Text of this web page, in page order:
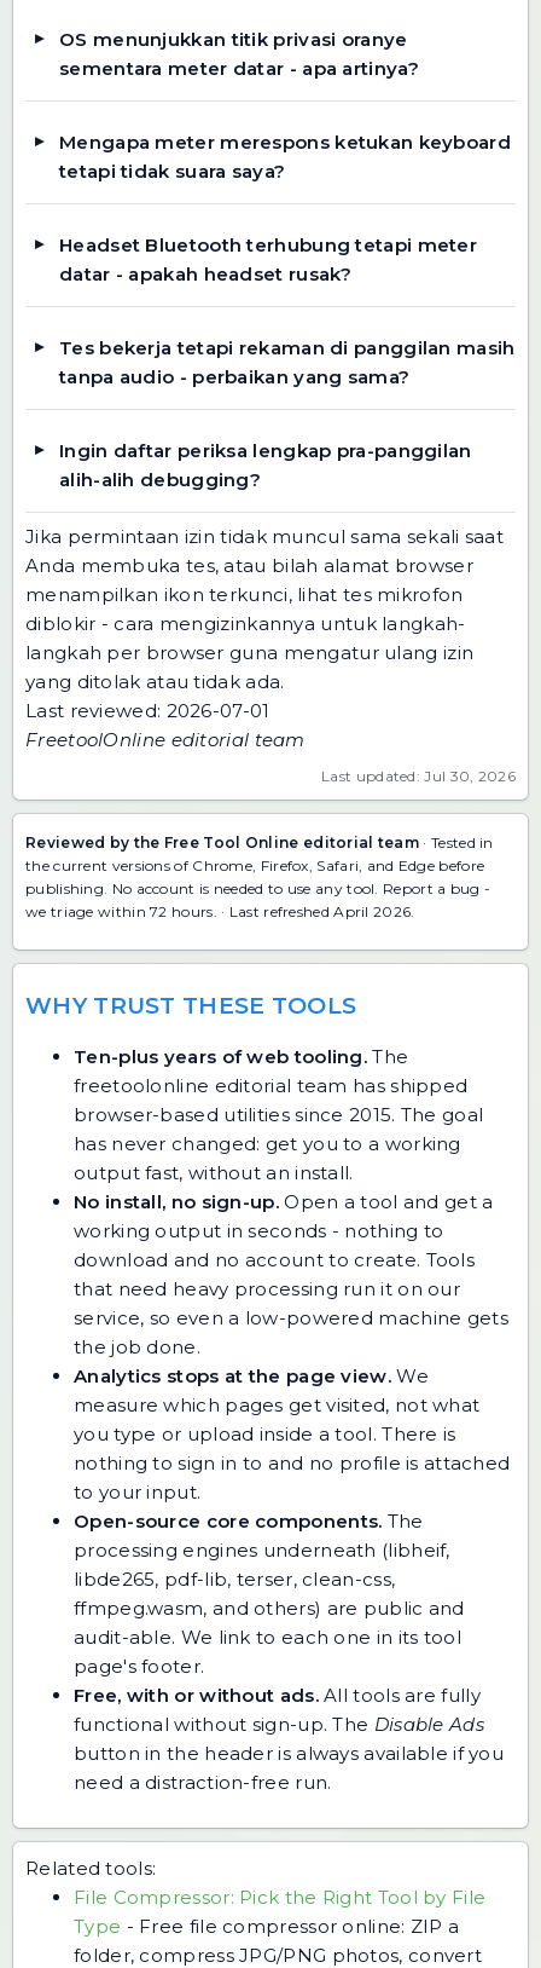
OS menunjukkan titik privasi oranye
sementara meter datar - apa artinya?
Mengapa meter merespons ketukan keyboard
tetapi tidak suara saya?
Headset Bluetooth terhubung tetapi meter
datar - apakah headset rusak?
Tes bekerja tetapi rekaman di panggilan masih
tanpa audio - perbaikan yang sama?
Ingin daftar periksa lengkap pra-panggilan
alih-alih debugging?
Jika permintaan izin tidak muncul sama sekali saat
Anda membuka tes, atau bilah alamat browser
menampilkan ikon terkunci, lihat tes mikrofon
diblokir - cara mengizinkannya untuk langkah-
langkah per browser guna mengatur ulang izin
yang ditolak atau tidak ada.
Last reviewed: 2026-07-01
FreetoolOnline editorial team
Last updated: Jul 30, 2026
Reviewed by the Free Tool Online editorial team · Tested in
the current versions of Chrome, Firefox, Safari, and Edge before
publishing. No account is needed to use any tool. Report a bug -
we triage within 72 hours. · Last refreshed April 2026.
WHY TRUST THESE TOOLS
Ten-plus years of web tooling. The
freetoolonline editorial team has shipped
browser-based utilities since 2015. The goal
has never changed: get you to a working
output fast, without an install.
No install, no sign-up.Open a tool and get a
working output in seconds - nothing to
download and no account to create. Tools
that need heavy processing run it on our
service, so even a low-powered machine gets
the job done.
Analytics stops at the page view.We
measure which pages get visited, not what
you type or upload inside a tool. There is
nothing to sign in to and no profile is attached
to your input.
Open-source core components. The
processing engines underneath (libheif,
libde265, pdf-lib, terser, clean-css,
ffmpeg.wasm, and others) are public and
audit-able. We link to each one in its tool
page's footer.
Free, with or without ads.All tools are fully
functional without sign-up. The Disable Ads
button in the header is always available if you
need a distraction-free run.
Related tools:
File Compressor: Pick the Right Tool by File
Type - Free file compressor online: ZIP a
folder, compress JPG/PNG photos, convert